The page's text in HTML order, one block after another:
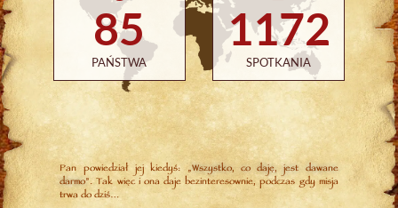
85
PAŃSTWA
1172
SPOTKANIA
Pan powiedział jej kiedyś: „Wszystko, co daję, jest dawane
darmo”. Tak więc i ona daje bezinteresownie, podczas gdy misja
trwa do dziś…